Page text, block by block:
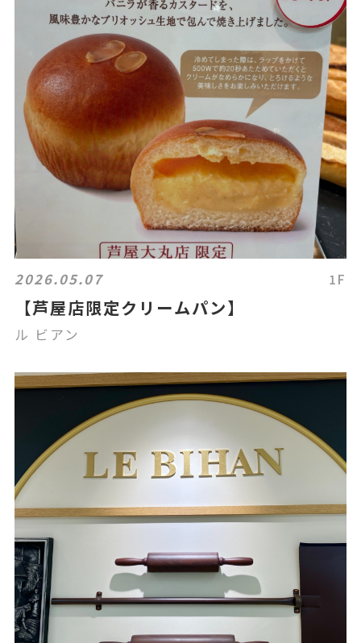
2026.05.07 1F
【芦屋店限定クリームパン】
ル ビアン